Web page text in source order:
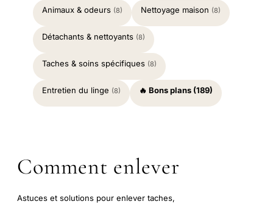
Animaux & odeurs (8) Nettoyage maison (8)
Détachants & nettoyants (8)
Taches & soins spécifiques (8)
Entretien du linge (8) 🔥 Bons plans (189)
Comment enlever
Astuces et solutions pour enlever taches,